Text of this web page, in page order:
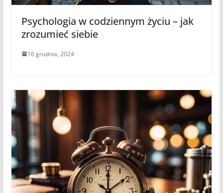
Psychologia w codziennym życiu – jak
zrozumieć siebie
16 grudnia, 2024